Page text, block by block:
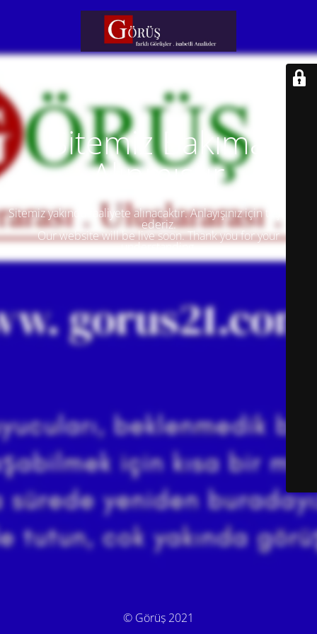
Sitemiz Bakıma
Alınmıştır
Sitemiz yakında faaliyete alınacaktır. Anlayışınız için teşekkür
ederiz.
Our website will be live soon. Thank you for your
understanding.
© Görüş 2021